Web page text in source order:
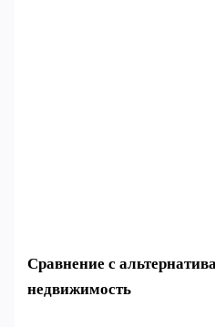
Сравнение с
недвижимость